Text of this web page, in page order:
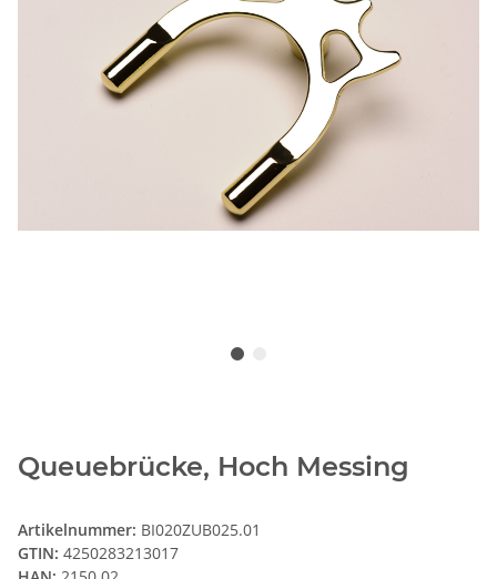
Queuebrücke, Hoch Messing
Artikelnummer: BI020ZUB025.01
GTIN: 4250283213017